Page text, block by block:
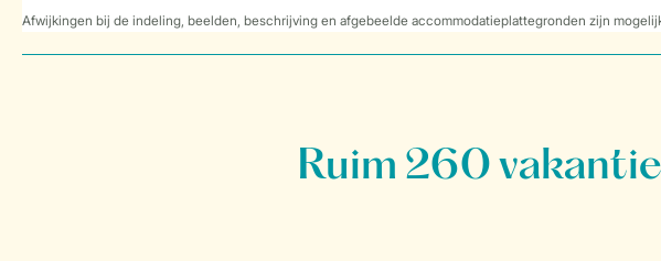
Afwijkingen bij de indeling, beelden, beschrijving en afgebeelde accommodatieplattegronden zijn
Ruim 260